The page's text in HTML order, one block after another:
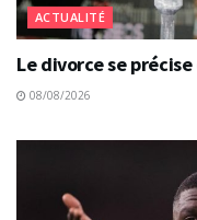
ACTUALITÉ
Le divorce se
08/08/2026